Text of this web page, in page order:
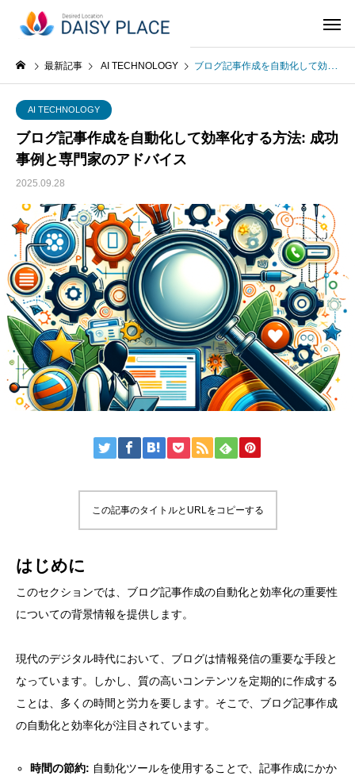
最新記事 AI TECHNOLOGY ブログ記事作成を自動化して効率化する方法: 成功事例と専門家のアドバイス
AI TECHNOLOGY
ブログ記事作成を自動化して効率化する方法: 成功
事例と専門家のアドバイス
2025.09.28
この記事のタイトルとURLをコピーする
はじめに
このセクションでは、ブログ記事作成の自動化と効率化の重要性
についての背景情報を提供します。
現代のデジタル時代において、ブログは情報発信の重要な手段と
なっています。しかし、質の高いコンテンツを定期的に作成する
ことは、多くの時間と労力を要します。そこで、ブログ記事作成
の自動化と効率化が注目されています。
時間の節約: 自動化ツールを使用することで、記事作成にかか